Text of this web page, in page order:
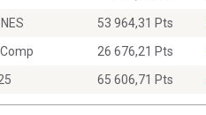
53 964,31 Pts
26 676,21 Pts
65 606,71 Pts